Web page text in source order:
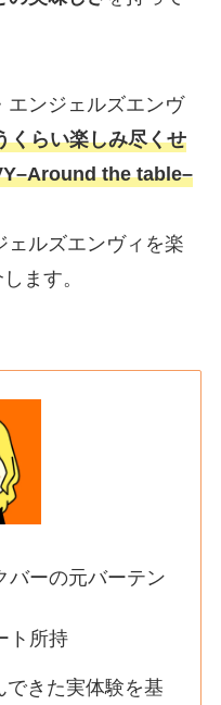
エンジェルズエンヴ
くらい楽しみ尽くせ
the table–​
ェルズエンヴィを楽
ます。
バーの元バーテン
ト所持
できた実体験を基